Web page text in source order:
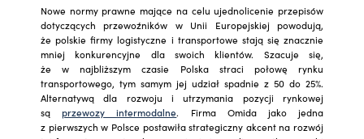
Nowe normy prawne mające na celu ujednolicenie przepisów
dotyczących przewoźników w Unii Europejskiej powodują,
że polskie firmy logistyczne i transportowe stają się znacznie
mniej konkurencyjne dla swoich klientów. Szacuje się,
że w najbliższym czasie Polska straci połowę rynku
transportowego, tym samym jej udział spadnie z 50 do 25%.
Alternatywą dla rozwoju i utrzymania pozycji rynkowej
sąprzewozy intermodalne. Firma Omida jako jedna
z pierwszych w Polsce postawiła strategiczny akcent na rozwój